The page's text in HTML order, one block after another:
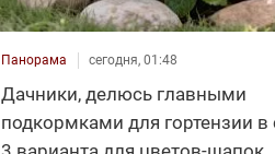
Панорама сегодня, 01:48
Дачники, делюсь главными
подкормками для гортензии в